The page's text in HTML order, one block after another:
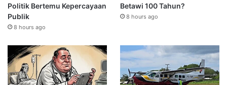
Politik Bertemu Kepercayaan
Publik
8 hours ago
Betawi 100 Tahun?
8 hours ago